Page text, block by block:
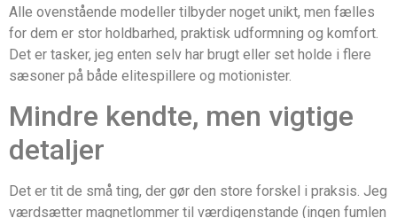
Alle ovenstående modeller tilbyder noget unikt, men fælles
for dem er stor holdbarhed, praktisk udformning og komfort.
Det er tasker, jeg enten selv har brugt eller set holde i flere
sæsoner på både elitespillere og motionister.
Mindre kendte, men vigtige
detaljer
Det er tit de små ting, der gør den store forskel i praksis. Jeg
værdsætter magnetlommer til værdigenstande (ingen fumlen